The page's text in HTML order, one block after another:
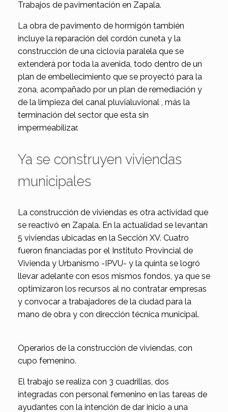
Trabajos de pavimentación en Zapala.
La obra de pavimento de hormigón también
incluye la reparación del cordón cuneta y la
construcción de una ciclovía paralela que se
extenderá por toda la avenida, todo dentro de un
plan de embellecimiento que se proyectó para la
zona, acompañado por un plan de remediación y
de la limpieza del canal pluvialuvional , más la
terminación del sector que esta sin
impermeabilizar.
Ya se construyen viviendas
municipales
La construcción de viviendas es otra actividad que
se reactivó en Zapala. En la actualidad se levantan
5 viviendas ubicadas en la Sección XV. Cuatro
fueron financiadas por el Instituto Provincial de
Vivienda y Urbanismo -IPVU- y la quinta se logró
llevar adelante con esos mismos fondos, ya que se
optimizaron los recursos al no contratar empresas
y convocar a trabajadores de la ciudad para la
mano de obra y con dirección técnica municipal.
Operarios de la construcción de viviendas, con
cupo femenino.
El trabajo se realiza con 3 cuadrillas, dos
integradas con personal femenino en las tareas de
ayudantes con la intención de dar inicio a una